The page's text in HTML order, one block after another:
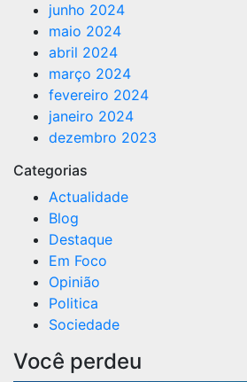
junho 2024
maio 2024
abril 2024
março 2024
fevereiro 2024
janeiro 2024
dezembro 2023
Categorias
Actualidade
Blog
Destaque
Em Foco
Opinião
Politica
Sociedade
Você perdeu